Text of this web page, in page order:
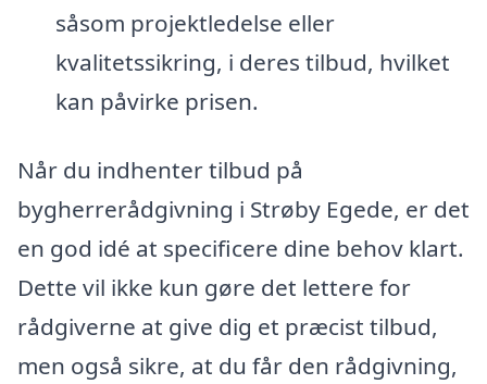
såsom projektledelse eller
kvalitetssikring, i deres tilbud, hvilket
kan påvirke prisen.
Når du indhenter tilbud på
bygherrerådgivning i Strøby Egede, er det
en god idé at specificere dine behov klart.
Dette vil ikke kun gøre det lettere for
rådgiverne at give dig et præcist tilbud,
men også sikre, at du får den rådgivning,